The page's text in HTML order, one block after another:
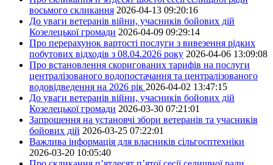
восьмого скликання 2026-04-13 09:20:16
До уваги ветеранів війни, учасників бойових дій
Козелецької громади 2026-04-09 09:29:14
Про перерахунок вартості послуги з вивезення рідких
побутових відходів з 08.04.2026 року 2026-04-06 13:09:08
Про встановлення скоригованих тарифів на послуги
централізованого водопостачання та централізованого
водовідведення на 2026 рік 2026-04-02 13:47:15
До уваги ветеранів війни, учасників бойових дій
Козелецької громади 2026-03-30 07:21:01
Запрошення на установчі збори ветеранів та учасників
бойових дій 2026-03-25 07:22:01
Важлива інформація для власників сільгосптехніки
2026-03-20 10:05:40